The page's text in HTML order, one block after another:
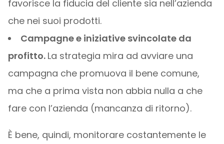
favorisce la fiducia del cliente sia nell’azienda
che nei suoi prodotti.
Campagne e iniziative svincolate da
profitto. La strategia mira ad avviare una
campagna che promuova il bene comune,
ma che a prima vista non abbia nulla a che
fare con l’azienda (mancanza di ritorno).
È bene, quindi, monitorare costantemente le